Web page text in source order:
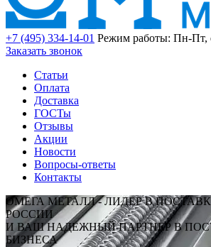
+7 (495) 334-14-01 Режим работы: Пн-Пт,
Заказать звонок
Статьи
Оплата
Доставка
ГОСТы
Отзывы
Акции
Новости
Вопросы-ответы
Контакты
ОМЕГА МЕТАЛЛ - ЛИДЕР В
РОССИИ
И ВАШ НАДЕЖНЫЙ ПАРТНЕР В
БИЗНЕСА